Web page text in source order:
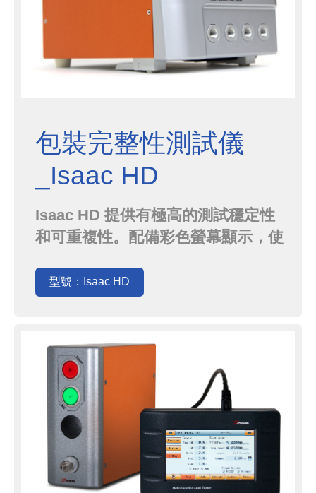
包裝完整性測試儀
_Isaac HD
Isaac HD 提供有極高的測試穩定性
和可重複性。配備彩色螢幕顯示，使
於所有形式的洩漏測試需求。
型號：Isaac HD